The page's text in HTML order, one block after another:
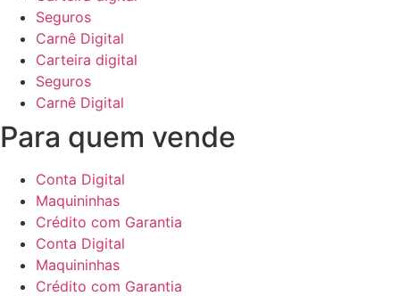
Seguros
Carnê Digital
Carteira digital
Seguros
Carnê Digital
Para quem vende
Conta Digital
Maquininhas
Crédito com Garantia
Conta Digital
Maquininhas
Crédito com Garantia